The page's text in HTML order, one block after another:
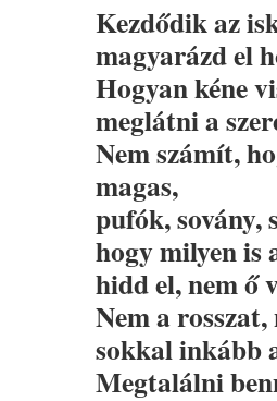
Kezdődik az
magyarázd el
Hogyan kéne
meglátni a
Nem számít,
magas,
pufók, sovány,
hogy milyen is
hidd el, nem ő
Nem a
sokkal inkább
Megtalálni